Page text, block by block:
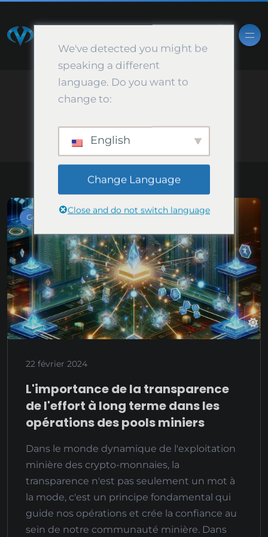
Général
Vipor.NET BLOG Général
Général
22 février 2024
L'importance de la transparence
de l'effort à long terme dans les
opérations des pools miniers
Dans le monde dynamique de l'exploitation
minière des crypto-monnaies, la
transparence n'est pas seulement un mot à
la mode, c'est un principe fondamental qui
guide nos opérations et crée la confiance au
sein de notre communauté minière. Dans
We've detected you might be
speaking a different
language. Do you want to
change to:
English
Change Language
Close and do not switch language